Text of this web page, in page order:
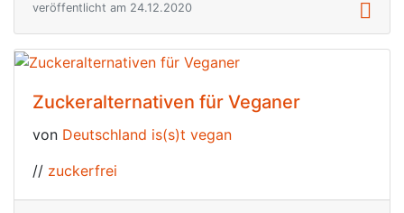
veröffentlicht am 24.12.2020
Zuckeralternativen für Veganer
von Deutschland is(s)t vegan
// zuckerfrei